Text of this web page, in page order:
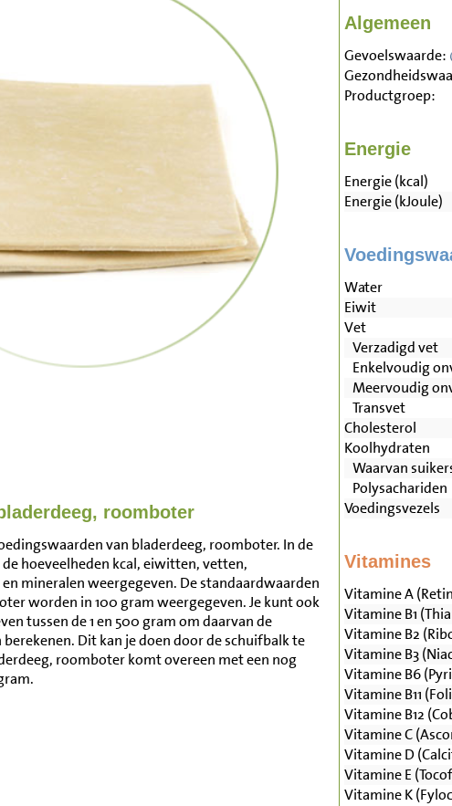
roomboter
van bladerdeeg, roomboter. In de
hoeveelheden kcal, eiwitten, vetten,
mineralen weergegeven. De standaardwaarden
worden in 100 gram weergegeven. Je kunt ook
tussen de 1 en 500 gram om daarvan de
Dit kan je doen door de schuifbalk te
roomboter komt overeen met een nog
Algemeen
Gevoelswaarde:
Productgroep:
Energie
Energie (kcal)
Energie (kJoule)
Water
Eiwit
Vet
Verzadigd vet
Enkelvoudig
Meervoudig
Transvet
Cholesterol
Koolhydraten
Waarvan
Polysachariden
Voedingsvezels
Vitamines
Vitamine A
Vitamine B1
Vitamine B2
Vitamine B3
Vitamine B6
Vitamine B11
Vitamine B12
Vitamine C
Vitamine D
Vitamine E
Vitamine K